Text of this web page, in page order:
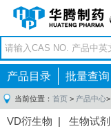
产品目录 批量查询
当前位置： 首页 > 产品中心>
VD衍生物 | 生物试剂